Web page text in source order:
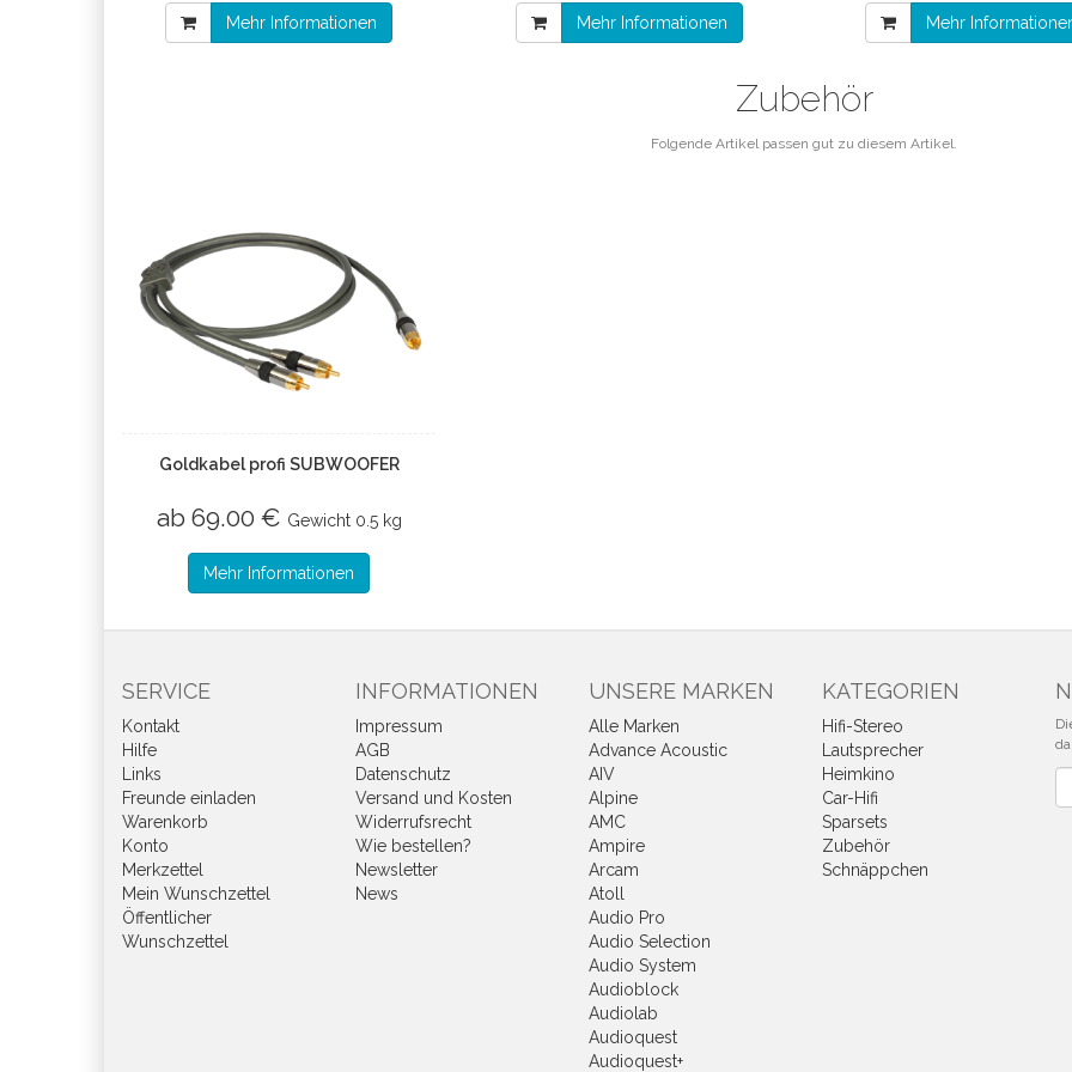
Mehr Informationen Mehr Informationen Mehr
Zubehör
Folgende Artikel passen gut zu diesem Artikel.
Goldkabel profi SUBWOOFER
ab 69.00 € Gewicht 0.5 kg
Mehr Informationen
SERVICE
Kontakt
Hilfe
Links
Freunde einladen
Warenkorb
Konto
Merkzettel
Mein Wunschzettel
Öffentlicher
Wunschzettel
INFORMATIONEN
Impressum
AGB
Datenschutz
Versand und Kosten
Widerrufsrecht
Wie bestellen?
Newsletter
News
UNSERE MARKEN
Alle Marken
Advance Acoustic
AIV
Alpine
AMC
Ampire
Arcam
Atoll
Audio Pro
Audio Selection
Audio System
Audioblock
Audiolab
Audioquest
Audioquest+
KATEGORIEN
Hifi-Stereo
Lautsprecher
Heimkino
Car-Hifi
Sparsets
Zubehör
Schnäppchen